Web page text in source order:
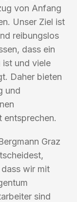
von Anfang
Unser Ziel ist
reibungslos
dass ein
ist und viele
Daher bieten
und
entsprechen.
Graz
wir mit
sind